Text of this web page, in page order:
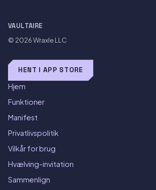
VAULTAIRE
© 2026Wraxle LLC
HENT I APP STORE
Hjem
Funktioner
Manifest
Privatlivspolitik
Vilkår for brug
Hvælving-invitation
Sammenlign